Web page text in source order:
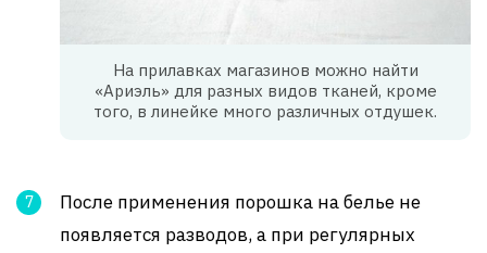
На прилавках магазинов можно найти
«Ариэль» для разных видов тканей, кроме
того, в линейке много различных отдушек.
После применения порошка на белье не
появляется разводов, а при регулярных